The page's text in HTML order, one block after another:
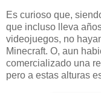
Es curioso que,
que incluso lleva
videojuegos, no
Minecraft. O, aun
comercializado una
pero a estas alturas